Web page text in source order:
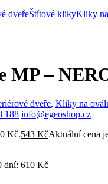
dveřeŠtítové klikyKliky
MP –
dveře, Kliky na
188 info@egeoshop.cz
Kč.543 KčAktuální cena
dní: 610 Kč